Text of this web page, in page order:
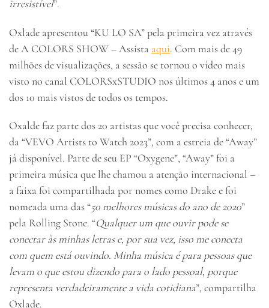
irresistível”.
Oxlade apresentou “KU LO SA” pela primeira vez através
de A COLORS SHOW – Assista aqui. Com mais de 49
milhões de visualizações, a sessão se tornou o vídeo mais
visto no canal COLORSxSTUDIO nos últimos 4 anos e um
dos 10 mais vistos de todos os tempos.
Oxalde faz parte dos 20 artistas que você precisa conhecer,
da “VEVO Artists to Watch 2023”, com a estreia de “Away”
já disponível. Parte de seu EP “Oxygene”, “Away” foi a
primeira música que lhe chamou a atenção internacional –
a faixa foi compartilhada por nomes como Drake e foi
nomeada uma das “50 melhores músicas do ano de 2020”
pela Rolling Stone. “Qualquer um que ouvir pode se
conectar às minhas letras e, por sua vez, isso me conecta
com quem está ouvindo. Minha música é para pessoas que
levam o que estou dizendo para o lado pessoal, porque
representa verdadeiramente a vida cotidiana”, compartilha
Oxlade.